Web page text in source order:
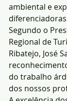
ambiental e
Segundo o
Regional de
Ribatejo, José
do trabalho
dos nossos